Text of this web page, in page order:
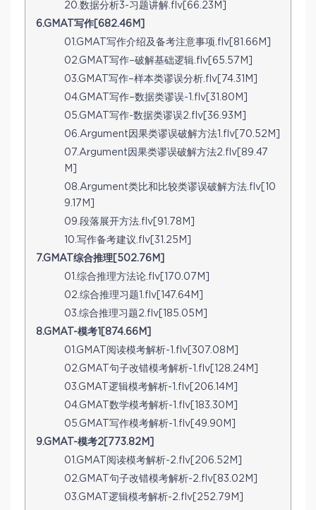
20.数据分析3-习题讲解.flv[66.23M]
6.GMAT写作[682.46M]
01.GMAT写作介绍及备考注意事项.flv[81.66M]
02.GMAT写作–破解基础逻辑.flv[65.57M]
03.GMAT写作–样本类谬误分析.flv[74.31M]
04.GMAT写作–数据类谬误-1.flv[31.80M]
05.GMAT写作-数据类谬误2.flv[36.93M]
06.Argument因果类谬误破解方法1.flv[70.52M]
07.Argument因果类谬误破解方法2.flv[89.47
M]
08.Argument类比和比较类谬误破解方法.flv[10
9.17M]
09.段落展开方法.flv[91.78M]
10.写作备考建议.flv[31.25M]
7.GMAT综合推理[502.76M]
01.综合推理方法论.flv[170.07M]
02.综合推理习题1.flv[147.64M]
03.综合推理习题2.flv[185.05M]
8.GMAT-模考1[874.66M]
01.GMAT阅读模考解析-1.flv[307.08M]
02.GMAT句子改错模考解析-1.flv[128.24M]
03.GMAT逻辑模考解析-1.flv[206.14M]
04.GMAT数学模考解析-1.flv[183.30M]
05.GMAT写作模考解析-1.flv[49.90M]
9.GMAT-模考2[773.82M]
01.GMAT阅读模考解析-2.flv[206.52M]
02.GMAT句子改错模考解析-2.flv[83.02M]
03.GMAT逻辑模考解析-2.flv[252.79M]